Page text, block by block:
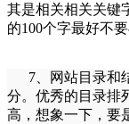
其是相关相关关键
的100个字最好不
7、网站目录和
分。优秀的目录排
高，想象一下，要